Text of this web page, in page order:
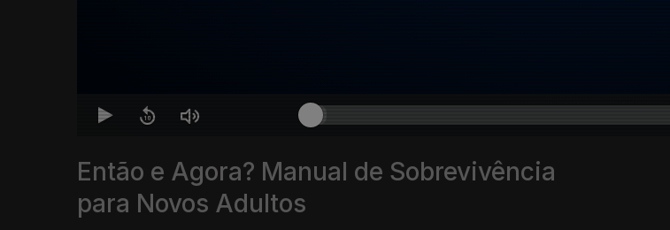
Então e Agora? Manual de Sobrevivência
para Novos Adultos